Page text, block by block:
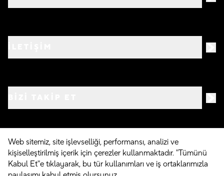
©2026 Crocs.com.tr • Tüm hakları saklıdır
Web sitemiz, site işlevselliği, performansı, analizi ve
kişiselleştirilmiş içerik için çerezler kullanmaktadır. "Tümünü
Kabul Et"e tıklayarak, bu tür kullanımları ve iş ortaklarımızla